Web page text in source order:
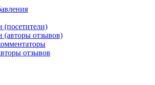
отзывов)
отзывов